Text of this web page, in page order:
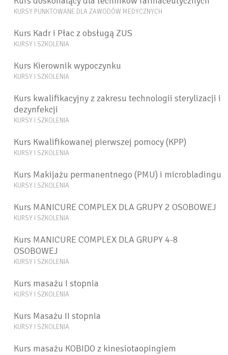
KURSY PUNKTOWANE DLA ZAWODÓW MEDYCZNYCH
Kurs Kadr i Płac z obsługą ZUS
KURSY I SZKOLENIA
Kurs Kierownik wypoczynku
KURSY I SZKOLENIA
Kurs kwalifikacyjny z zakresu technologii sterylizacji i
dezynfekcji
KURSY I SZKOLENIA
Kurs Kwalifikowanej pierwszej pomocy (KPP)
KURSY I SZKOLENIA
Kurs Makijażu permanentnego (PMU) i microbladingu
KURSY I SZKOLENIA
Kurs MANICURE COMPLEX DLA GRUPY 2 OSOBOWEJ
KURSY I SZKOLENIA
Kurs MANICURE COMPLEX DLA GRUPY 4-8
OSOBOWEJ
KURSY I SZKOLENIA
Kurs masażu I stopnia
KURSY I SZKOLENIA
Kurs Masażu II stopnia
KURSY I SZKOLENIA
Kurs masażu KOBIDO z kinesiotaopingiem